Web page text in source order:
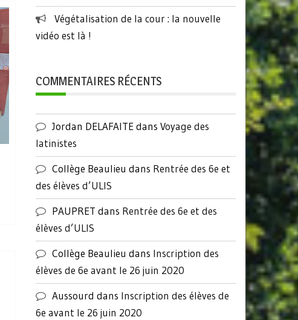
Végétalisation de la cour : la nouvelle
vidéo est là !
COMMENTAIRES RÉCENTS
Jordan DELAFAITEdans Voyage des
latinistes
Collège Beaulieu dans Rentrée des 6e et
des élèves d’ULIS
PAUPRET dans Rentrée des 6e et des
élèves d’ULIS
Collège Beaulieu dans Inscription des
élèves de 6e avant le 26 juin 2020
Aussourd dans Inscription des élèves de
6e avant le 26 juin 2020